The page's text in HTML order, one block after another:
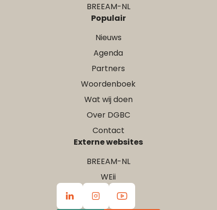
BREEAM-NL
Populair
Nieuws
Agenda
Partners
Woordenboek
Wat wij doen
Over DGBC
Contact
Externe websites
BREEAM-NL
WEii